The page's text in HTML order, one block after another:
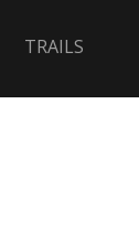
TRAILS